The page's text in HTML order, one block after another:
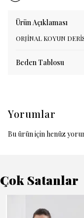
Ürün Açıklaması
ORJİNAL KOYUN
Beden Tablosu
Yorumlar
Bu ürün için henüz
Çok Satanlar